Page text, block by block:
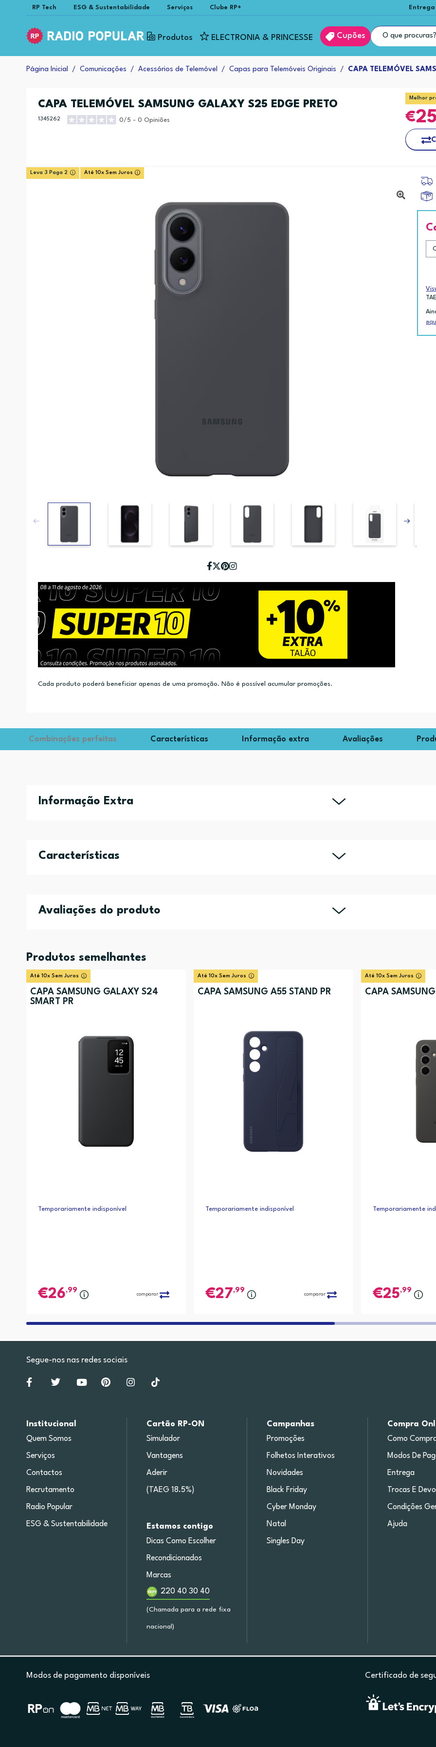
RP Tech ESG & Sustentabilidade Serviços Clube RP+
Produtos ELECTRONIA & PRINCESSE Cupões
Página Inicial Comunicações Acessórios de Telemóvel Capas para Telemóveis Originais CAPA TELEMÓVEL
CAPA TELEMÓVEL SAMSUNG GALAXY S25 EDGE PRETO
1345262 0/5 - 0 Opiniões
Melhor
25
Leva 3 Paga 2 Até 10x Sem Juros
Cada produto poderá beneficiar apenas de uma promoção. Não é possível acumular promoções.
Combinações perfeitas Características Informação extra Avaliações
Informação Extra
Características
Avaliações do produto
Produtos semelhantes
Até 10x Sem Juros
CAPA SAMSUNG GALAXY S24
SMART PR
Temporariamente indisponível
26,99
comparar
Até 10x Sem Juros
CAPA SAMSUNG A55 STAND PR
Temporariamente indisponível
27,99
comparar
Até 10x Sem Juros
CAPA
Temporariamente
25,99
Segue-nos nas redes sociais
Institucional
Quem Somos
Serviços
Contactos
Recrutamento
Radio Popular
ESG & Sustentabilidade
Cartão RP-ON
Simulador
Vantagens
Aderir
(TAEG 18.5%)
Estamos contigo
Dicas Como Escolher
Recondicionados
Marcas
220 40 30 40
(Chamada para a rede fixa
nacional)
Campanhas
Promoções
Folhetos Interativos
Novidades
Black Friday
Cyber Monday
Natal
Singles Day
Compra
Como
Modos De
Entrega
Trocas E
Condições
Ajuda
Modos de pagamento disponíveis Certificado de